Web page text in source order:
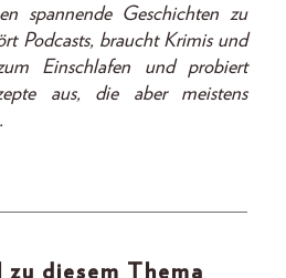
spannende Geschichten zu
Podcasts, braucht Krimis und
Einschlafen und probiert
aus, die aber meistens
diesem Thema